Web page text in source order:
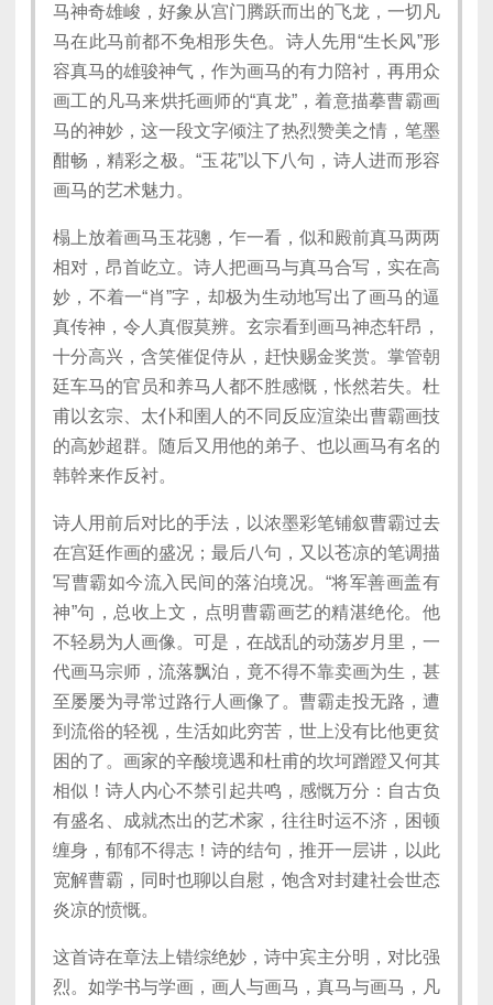
马神奇雄峻，好象从宫门腾跃而出的飞龙，一切凡
马在此马前都不免相形失色。诗人先用“生长风”形
容真马的雄骏神气，作为画马的有力陪衬，再用众
画工的凡马来烘托画师的“真龙”，着意描摹曹霸画
马的神妙，这一段文字倾注了热烈赞美之情，笔墨
酣畅，精彩之极。“玉花”以下八句，诗人进而形容
画马的艺术魅力。
榻上放着画马玉花骢，乍一看，似和殿前真马两两
相对，昂首屹立。诗人把画马与真马合写，实在高
妙，不着一“肖”字，却极为生动地写出了画马的逼
真传神，令人真假莫辨。玄宗看到画马神态轩昂，
十分高兴，含笑催促侍从，赶快赐金奖赏。掌管朝
廷车马的官员和养马人都不胜感慨，怅然若失。杜
甫以玄宗、太仆和圉人的不同反应渲染出曹霸画技
的高妙超群。随后又用他的弟子、也以画马有名的
韩幹来作反衬。
诗人用前后对比的手法，以浓墨彩笔铺叙曹霸过去
在宫廷作画的盛况；最后八句，又以苍凉的笔调描
写曹霸如今流入民间的落泊境况。“将军善画盖有
神”句，总收上文，点明曹霸画艺的精湛绝伦。他
不轻易为人画像。可是，在战乱的动荡岁月里，一
代画马宗师，流落飘泊，竟不得不靠卖画为生，甚
至屡屡为寻常过路行人画像了。曹霸走投无路，遭
到流俗的轻视，生活如此穷苦，世上没有比他更贫
困的了。画家的辛酸境遇和杜甫的坎坷蹭蹬又何其
相似！诗人内心不禁引起共鸣，感慨万分：自古负
有盛名、成就杰出的艺术家，往往时运不济，困顿
缠身，郁郁不得志！诗的结句，推开一层讲，以此
宽解曹霸，同时也聊以自慰，饱含对封建社会世态
炎凉的愤慨。
这首诗在章法上错综绝妙，诗中宾主分明，对比强
烈。如学书与学画，画人与画马，真马与画马，凡